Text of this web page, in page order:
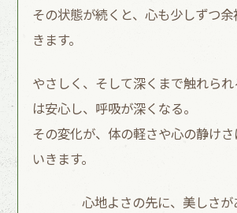
その状態が続くと、心も少しずつ
きます。
やさしく、そして深くまで触れら
は安心し、呼吸が深くなる。
その変化が、体の軽さや心の静け
いきます。
心地よさの先に、美しさが